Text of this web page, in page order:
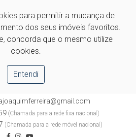
para permitir a mudança de
dos seus imóveis favoritos.
concorda que o mesmo utilize
cookies.
Entendi
(Chamada para a rede fixa nacional)
(Chamada para a rede móvel nacional)